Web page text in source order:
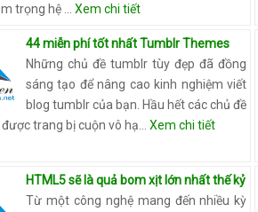
trọng hệ …
Xem chi tiết
44 miễn phí tốt nhất Tumblr Themes
Những chủ đề tumblr tùy đẹp đã đồng
sáng tạo để nâng cao kinh nghiệm viết
blog tumblr của bạn. Hầu hết các chủ đề
trang bị cuộn vô hạ…
Xem chi tiết
HTML5 sẽ là quả bom xịt lớn nhất thế kỷ
Từ một công nghệ mang đến nhiều kỳ